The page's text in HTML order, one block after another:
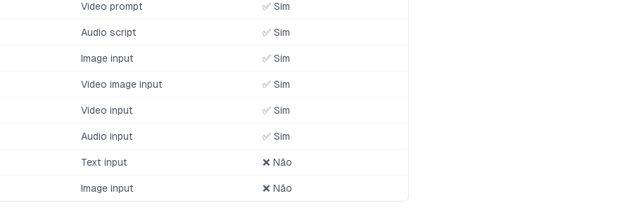
Video prompt ✅ Sim
Audio script ✅ Sim
Image input ✅ Sim
Video image input ✅ Sim
Video input ✅ Sim
Audio input ✅ Sim
Text input ❌ Não
Image input ❌ Não